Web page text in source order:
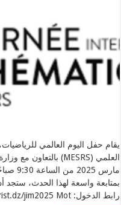
يقام حفل اليوم العالمي
مارس
بمتابعة واسعة لهذا الحدث، ستجد
رابط الدخول: https://visioconf.cloud.cerist.dz/jim2025 Mot …